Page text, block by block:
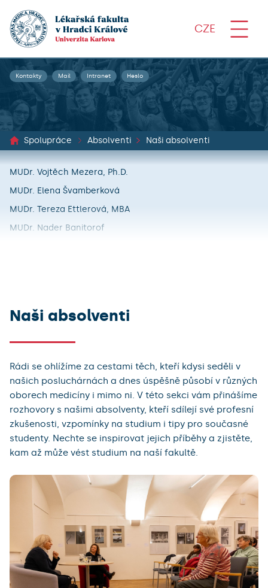
CZE
Kontakty Mail Intranet Heslo
Spolupráce Absolventi Naši absolventi
MUDr. Vojtěch Mezera, Ph.D.
MUDr. Elena Švamberková
MUDr. Tereza Ettlerová, MBA
MUDr. Nader Banitorof
MUDr. Anatolij Truhlář, Ph.D.
MUDr. Pavel Stodůlka, Ph.D.
MUDr. Jan Příborská
prof. MUDr. Bohuslav Melichar, Ph.D.
Naši absolventi
Rádi se ohlížíme za cestami těch, kteří kdysi seděli v
našich posluchárnách a dnes úspěšně působí v různých
oborech medicíny i mimo ni. V této sekci vám přinášíme
rozhovory s našimi absolventy, kteří sdílejí své profesní
zkušenosti, vzpomínky na studium i tipy pro současné
studenty. Nechte se inspirovat jejich příběhy a zjistěte,
kam až může vést studium na naší fakultě.